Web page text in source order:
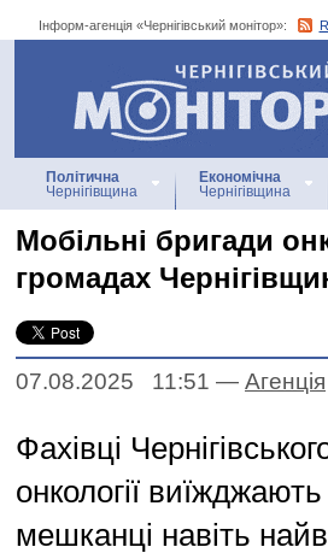
Інформ-агенція «Чернігівський монітор»:
Інформ-агенція
«Чернігівський
Політична
Чернігівщина
Економічна
Чернігівщина
Мобільні бригади
громадах
07.08.2025 11:51 — Агенцiя
Фахівці
онкології
мешканці навіть